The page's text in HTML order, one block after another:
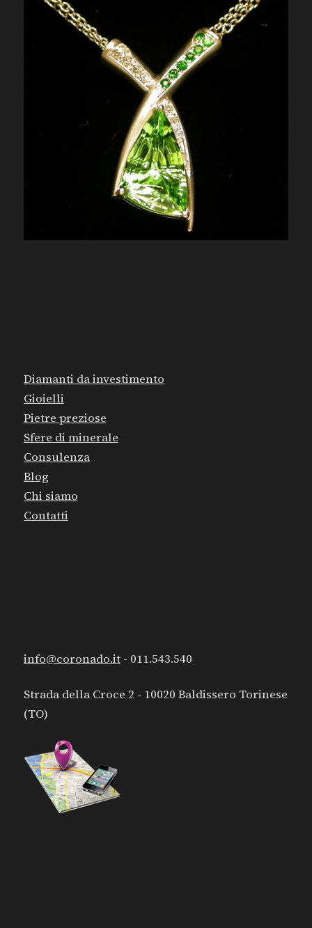
Diamanti da investimento
Gioielli
Pietre preziose
Sfere di minerale
Consulenza
Blog
Chi siamo
Contatti
info@coronado.it- 011.543.540
Strada della Croce 2 - 10020 Baldissero Torinese
(TO)